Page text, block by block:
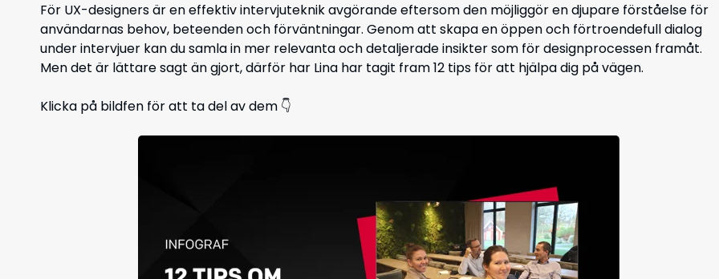
För UX-designers är en effektiv intervjuteknik avgörande eftersom den möjliggör en djupare förståelse för
användarnas behov, beteenden och förväntningar. Genom att skapa en öppen och förtroendefull dialog
under intervjuer kan du samla in mer relevanta och detaljerade insikter som för designprocessen framåt.
Men det är lättare sagt än gjort, därför har Lina har tagit fram 12 tips för att hjälpa dig på vägen.
Klicka på bildfen för att ta del av dem 👇